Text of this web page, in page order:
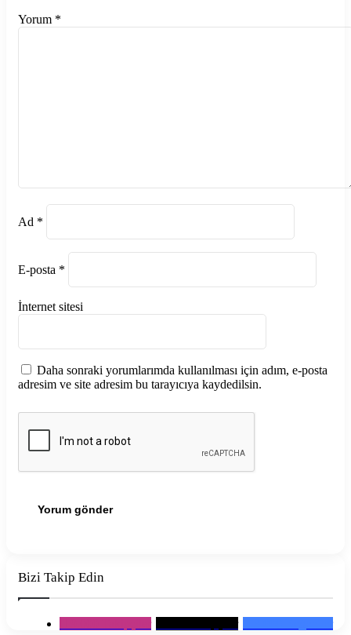
Yorum *
Ad *
E-posta *
İnternet sitesi
Daha sonraki yorumlarımda kullanılması için adım, e-posta
adresim ve site adresim bu tarayıcıya kaydedilsin.
Bizi Takip Edin